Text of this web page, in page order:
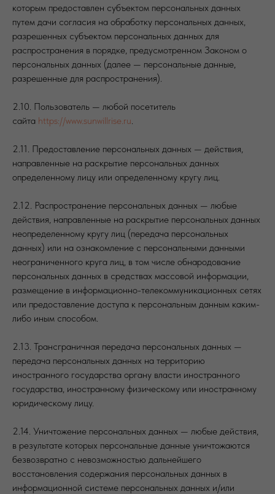
которым предоставлен субъектом персональных данных
путем дачи согласия на обработку персональных данных,
разрешенных субъектом персональных данных для
распространения в порядке, предусмотренном Законом о
персональных данных (далее — персональные данные,
разрешенные для распространения).
2.10. Пользователь — любой посетитель
сайта https://www.sunwillrise.ru.
2.11. Предоставление персональных данных — действия,
направленные на раскрытие персональных данных
определенному лицу или определенному кругу лиц.
2.12. Распространение персональных данных — любые
действия, направленные на раскрытие персональных данных
неопределенному кругу лиц (передача персональных
данных) или на ознакомление с персональными данными
неограниченного круга лиц, в том числе обнародование
персональных данных в средствах массовой информации,
размещение в информационно-телекоммуникационных сетях
или предоставление доступа к персональным данным каким-
либо иным способом.
2.13. Трансграничная передача персональных данных —
передача персональных данных на территорию
иностранного государства органу власти иностранного
государства, иностранному физическому или иностранному
юридическому лицу.
2.14. Уничтожение персональных данных — любые действия,
в результате которых персональные данные уничтожаются
безвозвратно с невозможностью дальнейшего
восстановления содержания персональных данных в
информационной системе персональных данных и/или